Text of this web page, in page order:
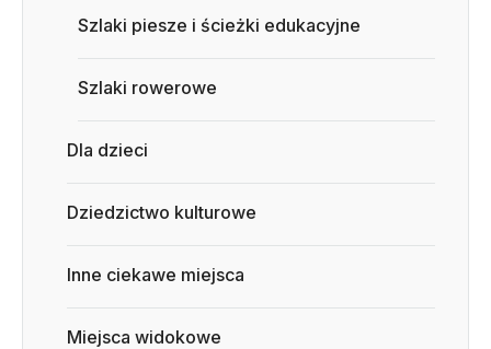
Szlaki piesze i ścieżki edukacyjne
Szlaki rowerowe
Dla dzieci
Dziedzictwo kulturowe
Inne ciekawe miejsca
Miejsca widokowe